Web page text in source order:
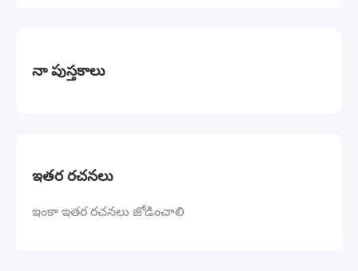
నా పుస్తకాలు
ఇతర రచనలు
ఇంకా ఇతర రచనలు జోడించాలి